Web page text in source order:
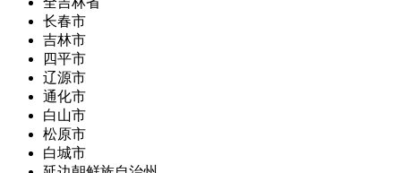
长春市
吉林市
四平市
辽源市
通化市
白山市
松原市
白城市